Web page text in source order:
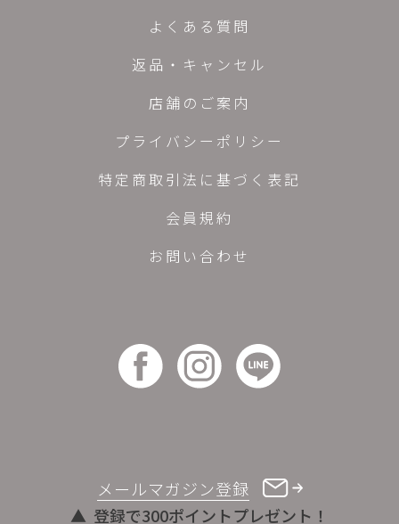
メールマガジン登録
登録で300ポイントプレゼント！
よくある質問
返品・キャンセル
店舗のご案内
プライバシーポリシー
特定商取引法に基づく表記
会員規約
お問い合わせ